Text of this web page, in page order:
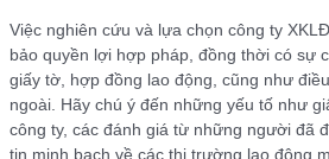
Việc nghiên cứu và lựa chọn công ty
bảo quyền lợi hợp pháp, đồng thời có sự
giấy tờ, hợp đồng lao động, cũng như
ngoài. Hãy chú ý đến những yếu tố như
công ty, các đánh giá từ những người đã
tin minh bạch về các thị trường lao động